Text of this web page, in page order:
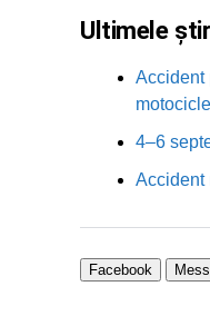
Ultimele
Accident
4–6
Accident
Facebook